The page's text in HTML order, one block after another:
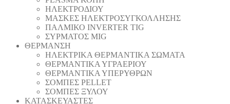
ΗΛΕΚΤΡΟΔΙΟΥ
ΜΑΣΚΕΣ ΗΛΕΚΤΡΟΣΥΓΚΟΛΛΗΣΗΣ
ΠΑΛΜΙΚΟ INVERTER TIG
ΣΥΡΜΑΤΟΣ MIG
ΘΕΡΜΑΝΣΗ
ΗΛΕΚΤΡΙΚΑ ΘΕΡΜΑΝΤΙΚΑ ΣΩΜΑΤΑ
ΘΕΡΜΑΝΤΙΚΑ ΥΓΡΑΕΡΙΟΥ
ΘΕΡΜΑΝΤΙΚΑ ΥΠΕΡΥΘΡΩΝ
ΣΟΜΠΕΣ PELLET
ΣΟΜΠΕΣ ΞΥΛΟΥ
ΚΑΤΑΣΚΕΥΑΣΤΕΣ